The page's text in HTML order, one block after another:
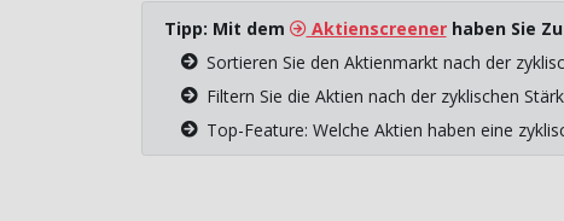
Tipp: Mit dem Aktienscreenerhaben Sie
Sortieren Sie den Aktienmarkt nach der
Filtern Sie die Aktien nach der zyklischen
Top-Feature: Welche Aktien haben eine